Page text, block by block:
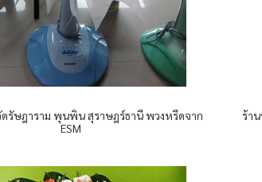
รัษฎาราม พุนพิน สุราษฎร์ธานี พวงหรีดจาก
ESM
ร้า